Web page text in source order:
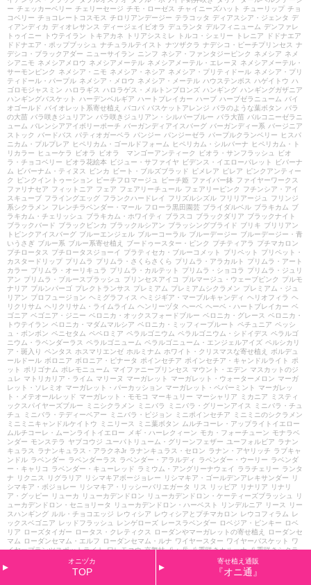
ー チェッカーベリー チェリーセージ チモ・ローゼス チャイニーズハット チューリップ チョ
コベリー チョコレートコスモス チロリアンデージー テラコッタ ディアスシア・ジェンタ
デ
ィアンディカ ディオレサンス ディージェイビオラ デュランタ デルフィニューム デンファレ
トゥイニー
トウテイラン トキアカネ トリアシスミレ トルコ・シェリー トレニア
ドドナエア
ドドナエア・ポップブッシュ
ナチュラルテイスト ナツザクラ ナデシコ・ピーチプリンセス ナ
デシコ・ブラックアダー
ニューサイラン ニンフ ネシア・ファンタジーピンク ネメシア ネメ
シアニモ ネメシアメロウ ネメシアメーテル ネメシアメーテル・エレーヌ
ネメシアメーテル・
サーモンピンク
ネメシア・ニモ ネメシア・ネシア ネメシア・プリティドール ネメシア・プリ
ティドール・パープル ネメシア・メロウ ネメシア・メーテル ハウステンボス ハゲイトウ ハ
ゴロモジャスミン ハロラギス ハロラゲス・メルトンブロンズ ハンギング ハンギングガザニア
ハンギングバスケット
ハーデンベルギア ハートブレイカー ハーブ ハーブゼラニューム バイ
オゴールド バイオレット系寄せ植え バコパ バスケットアレンジ バラのような葉ボタン バラ
の大苗 バラ咲きジュリアン バラ咲きジュリアン・シルバーブルー バラ大苗 バルコニーゼラニ
ューム バレンシアアイボリーポーチ バーガンディアイスバーグ バーガンディー系 バージニア
ストック
バードバス パティオガーベラ パンジー パンジーゼラ パープルクランベリー
ヒスパ
ニカム・プルプレア
ヒペリカム・ゴールドフォーム ヒペリカム・シルバーナ
ヒペリカム・ト
リカラー
ヒューケラ ビオラ ビオラ マンゴーアンティーク ビオラ・サンフラッシュ
ビオ
ラ・チョコベリー
ビオラ花絵本 ビジュー・サファイヤ ビデンス・イエローパレット
ビバーナ
ム
ビバーナム・ティヌス ビンカ ビート・ブルズブラッド ピメレア ピレア
ピンクアンティー
ク
ピンクイントゥーション ピーチフロマージュ ピーチ姫 ファイバー鉢 ファイヤーワークス
ファリナセア フィットニア フェア フェアリーチュール フェアリーピンク
フチンシア・アイ
スキューブ フライングエッグ フランクハードレイ フリズルシズル フリリアージュ
フリンジ
系シクラメン フレンチラベンダー・マール フローラ黒田園芸 ブライダルベル ブラキカム ブ
ラキカム・チェリッシュ
ブラキカム・ホワイティ ブラスコ ブラックダリア ブラックナイト
ブラックバード ブラックビンカ ブラックルシアン ブラッシングブライド ブリキ ブリリアン
トピンクアイスバーグ ブルーエンジェル ブルーコーラル ブルーデージー ブルーデージー・青
いうさぎ ブルー系 ブルー系寄せ植え ブードゥースター・ピンク プチティアラ
プチマカロン
プチロータス
プチロータスジョーイ プラティセカ・ブルーコメット プリペット
プリペット・
カスタードリップ プリムラ プリムラ・さくらさくら プリムラ・アラカルト
プリムラ・アート
カラー プリムラ・オーリキュラ プリムラ・カルテット プリムラ・ショコラ
プリムラ・ジュリ
アン プリムラ・ブルースプラッシュ プリンセスアイコ プルマージュ・ウェーブピンク
プルモ
ナリア プルンパーゴ プレクトランサス プレミアム プレミアムシクラメン プレミアム・ジュ
リアン プロフュージョン ヘミグラフィス ヘミジギア・マーブルキャンディ ヘリオフィラ ヘ
リクリサム ヘリクリサム・ライムライム ヘンリーヅタ ヘーベ ヘーベ・ハートブレイカー ベ
ゴニア ベゴニア・ジニー ベロニカ・オックスフォードブルー ベロニカ・グレース ベロニカ・
トウテイラン ベロニカ・マダムマルシア ベロニカ・ミッフィープルート ペチュニア ペッシ
ュ・ボンボン ペニセタム ペペロミア ペラルゴニウム ペラルゴニウム・シドイデス ペラルゴ
ニウム・ラベンダーラス ペラルゴニューム ペラルゴニューム・エンジェルアイズ ペルシカリ
ア・斑入り ペンタス ホスマリエンゼ ホルミナム ホワイト・クリスマスな寄せ植え
ボルデュ
ールドール ボロニア ボロニア・ピナータ ポインセチア ポインセチア・キャンドルライト
ポ
ット
ポリゴナム ポレモニューム マイファニープリンセス マウント・エデン マスカットのジ
ュレ マトリカリア・ライム マリーヌ マーガレット マーガレット・ウォーターメロン マーガ
レット・ソレミオ マーガレット・パーカッション マーガレット・ペパーミント
マーガレッ
ト・メテオールレッド マーガレット・モモコ マーキュリー マーシャリア ミカニア
ミスティ
ックスパイヤーズブルー
ミニシクラメン ミニバラ ミニバラ・グリーンアイス
ミニバラ・チュ
チュ
ミニバラ・テディーベアー ミニバラ・ピジョン ミニポインセチア
ミニミニのシクラメン
ミニミニキャンドルケイトウ
ミニリース ミニ葉ボタン
ムルチコーレ・アップライトイエロー
ムルチコーレ・ムーンライトイエロー
メギ・ハーレクィーン モカ・フォーチューン モナラベ
ンダー モンステラ ヤブコウジ ユーパトリューム・グリーンフェザー ユーフォルビア ラナン
キュラス
ラナンキュラス・アラクネJr ラナンキュラス・セロン ラナン・アヤリッチ ラブキャ
ンドル ラベンダー ラベンダーラス ラベンダー・アラルディ ラベンダー・ウーリー ラベンダ
ー・キャリコ
ラベンダー・キューレッド ラミウム・アングリーナウェイ ララチェリー ランタ
ナ
リクニス リグラリア リシマキアボージョレー リシマキア・ゴールデンアレキサンダー
リ
シマキア・ボジョレー
リシマキア・リッシーバリエガータ リス リッピア リナリア
リナリ
ア・グッピー
リューカ リューカデンドロン リューカデンドロン・ケーティーズブラッシュ
リ
ューカデンドロン・セニョリータ
リューカデンドロン・ハーベスト リンデルニア リース
リー
スハンギング ルル・チョコエッジ レウィシア レウィシアとプチマカロン レウコフィラム レ
ックスベゴニア レッドフラッシュ レンゲローズ レースラベンダー ロベジア・ピンキー
ロベ
リア
ローズタイガー ロータス・クレティクス ローダンやマーガレットの寄せ植え
ローダンセ
マム
ローダンセマム・エルフ ローダンセマム・ルナ ワイヤースター ワイヤーバスケット
ワ
イヤープランツスポットライト ワレモコウ 京舞妓 八ヶ岳 八重咲きカルーナ 八重咲きシクラ
出張 分枝葉ボタン 千日紅 千日紅ちなつ
紅・ろりぽっぷ
原種リビダス 喜・喜・うさぎ 四つ葉のクローバー
園芸教室 夕霧草 多粒播き葉ボタン
オニヅカ
TOP
寄せ植え通販
『オニ通』